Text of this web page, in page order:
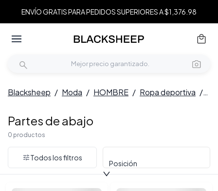
ENVÍO GRATIS PARA PEDIDOS SUPERIORES A $1,376.98
Blacksheep / Moda / HOMBRE / Ropa deportiva /
Partes de abajo
0 productos
Todos los filtros
Posición